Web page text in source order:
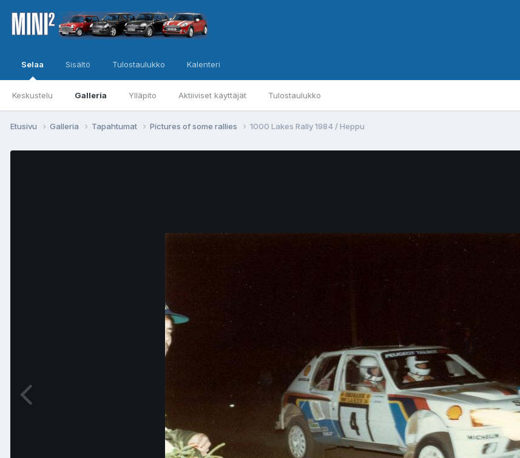
Selaa
Keskustelu Galleria Ylläpito Aktiiviset käyttäjät Tulostaulukko
Sisältö Tulostaulukko Kalenteri
Etusivu Galleria Tapahtumat Pictures of some rallies 1000 Lakes Rally 1984 / Heppu